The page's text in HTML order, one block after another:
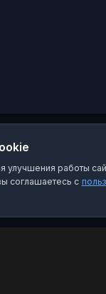
работы
соглашаетесь с